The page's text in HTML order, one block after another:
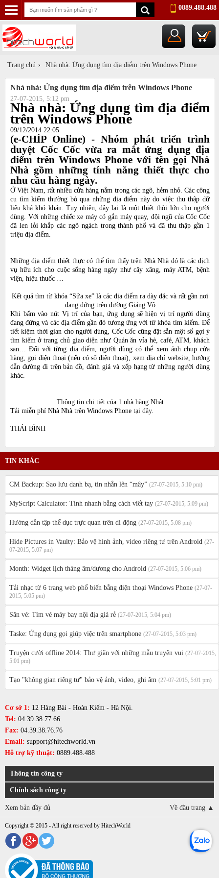
0889.488.488
...
Trang chủ › Nhà nhà: Ứng dụng tìm địa điểm trên Windows Phone
Nhà nhà: Ứng dụng tìm địa điểm trên Windows Phone
27-07-2015, 5:12 pm
Nhà nhà: Ứng dụng tìm địa điểm
trên Windows Phone
09/12/2014 22:05
(e-CHÍP Online) - Nhóm phát triển trình
duyệt Cốc Cốc vừa ra mắt ứng dụng địa
điểm trên Windows Phone với tên gọi Nhà
Nhà gồm những tính năng thiết thực cho
nhu cầu hàng ngày.
Ở Việt Nam, rất nhiều cửa hàng nằm trong các ngõ, hẻm nhỏ. Các công
cụ tìm kiếm thường bỏ qua những địa điểm này do việc thu thập dữ
liệu khá khó khăn. Tuy nhiên, đây lại là một thiệt thòi lớn cho người
dùng. Với những chiếc xe máy có gắn máy quay, đội ngũ của Cốc Cốc
đã len lỏi khắp các ngõ ngách trong thành phố và đã thu thập gần 1
triệu địa điểm.
Những địa điểm thiết thực có thể tìm thấy trên Nhà Nhà đó là các dịch
vụ hữu ích cho cuộc sống hàng ngày như cây xăng, máy ATM, bệnh
viện, hiệu thuốc …
Kết quả tìm từ khóa “Sửa xe” là các địa điểm ra dày đặc và rất gần nơi
đang đứng trên đường Giảng Võ
Khi bấm vào nút Vị trí của bạn, ứng dụng sẽ hiện vị trí người dùng
đang đứng và các địa điểm gần đó tương ứng với từ khóa tìm kiếm. Để
tiết kiệm thời gian cho người dùng, Cốc Cốc cũng đặt sẵn một số gợi ý
tìm kiếm ở trang chủ giao diện như Quán ăn vỉa hè, café, ATM, khách
sạn… Đối với từng địa điểm, người dùng có thể xem ảnh chụp cửa
hàng, gọi điện thoại (nếu có số điện thoại), xem địa chỉ website, hướng
dẫn đường đi trên bản đồ, đánh giá và xếp hạng từ những người dùng
khác.
Thông tin chi tiết của 1 nhà hàng Nhật
Tải miễn phí Nhà Nhà trên Windows Phone tại đây.
THÁI BÌNH
TIN KHÁC
CM Backup: Sao lưu danh bạ, tin nhắn lên “mây” (27-07-2015, 5:10 pm)
MyScript Calculator: Tính nhanh bằng cách viết tay (27-07-2015, 5:09 pm)
Hướng dẫn tập thể dục trực quan trên di động (27-07-2015, 5:08 pm)
Hide Pictures in Vaulty: Bảo vệ hình ảnh, video riêng tư trên Android (27-
07-2015, 5:07 pm)
Month: Widget lịch tháng âm/dương cho Android (27-07-2015, 5:06 pm)
Tải nhạc từ 6 trang web phổ biến bằng điện thoại Windows Phone (27-07-
2015, 5:05 pm)
Săn vé: Tìm vé máy bay nội địa giá rẻ (27-07-2015, 5:04 pm)
Taske: Ứng dụng gọi giúp việc trên smartphone (27-07-2015, 5:03 pm)
Truyện cười offline 2014: Thư giãn với những mẫu truyện vui (27-07-2015,
5:01 pm)
Tạo "không gian riêng tư" bảo vệ ảnh, video, ghi âm (27-07-2015, 5:01 pm)
Cơ sở 1: 12 Hàng Bài - Hoàn Kiếm - Hà Nội.
Tel: 04.39.38.77.66
Fax: 04.39.38.76.76
Email: support@hitechworld.vn
Hỗ trợ kỹ thuật: 0889.488.488
Thông tin công ty
Chính sách công ty
Xem bản đầy đủ Về đầu trang ▲
Copyright © 2015 - All right reserved by HitechWorld